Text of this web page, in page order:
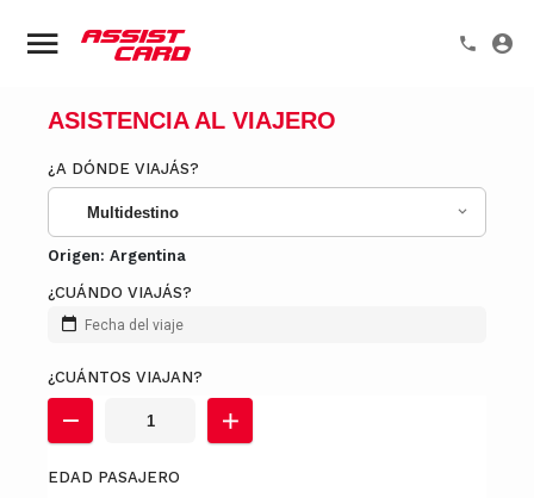
ASISTENCIA AL VIAJERO
¿A DÓNDE VIAJÁS?
Multidestino
Origen: Argentina
¿CUÁNDO VIAJÁS?
Fecha del viaje
¿CUÁNTOS VIAJAN?
EDAD PASAJERO